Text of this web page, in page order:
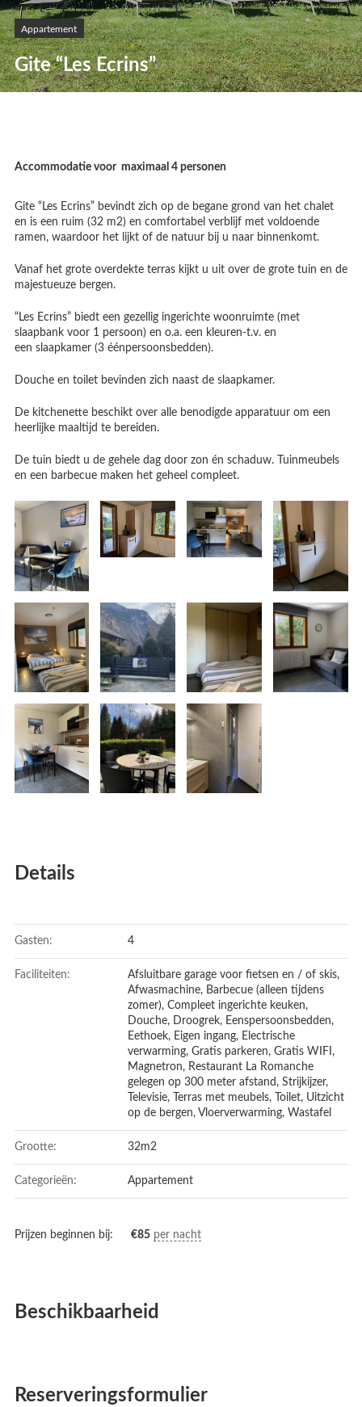
Appartement
Gite “Les Ecrins”
Accommodatie voor maximaal 4 personen
Gite “Les Ecrins” bevindt zich op de begane grond van het chalet
en is een ruim (32 m2) en comfortabel verblijf met voldoende
ramen, waardoor het lijkt of de natuur bij u naar binnenkomt.
Vanaf het grote overdekte terras kijkt u uit over de grote tuin en de
majestueuze bergen.
“Les Ecrins” biedt een gezellig ingerichte woonruimte (met
slaapbank voor 1 persoon) en o.a. een kleuren-t.v. en
een slaapkamer (3 éénpersoonsbedden).
Douche en toilet bevinden zich naast de slaapkamer.
De kitchenette beschikt over alle benodigde apparatuur om een
heerlijke maaltijd te bereiden.
De tuin biedt u de gehele dag door zon én schaduw. Tuinmeubels
en een barbecue maken het geheel compleet.
Details
Gasten: 4
Faciliteiten: Afsluitbare garage voor fietsen en / of skis,
Afwasmachine, Barbecue (alleen tijdens
zomer), Compleet ingerichte keuken,
Douche, Droogrek, Eenspersoonsbedden,
Eethoek, Eigen ingang, Electrische
verwarming, Gratis parkeren, Gratis WIFI ,
Magnetron, Restaurant La Romanche
gelegen op 300 meter afstand , Strijkijzer,
Televisie, Terras met meubels, Toilet, Uitzicht
op de bergen, Vloerverwarming, Wastafel
Grootte: 32m2
Categorieën: Appartement
Prijzen beginnen bij: €85 per nacht
Beschikbaarheid
Reserveringsformulier